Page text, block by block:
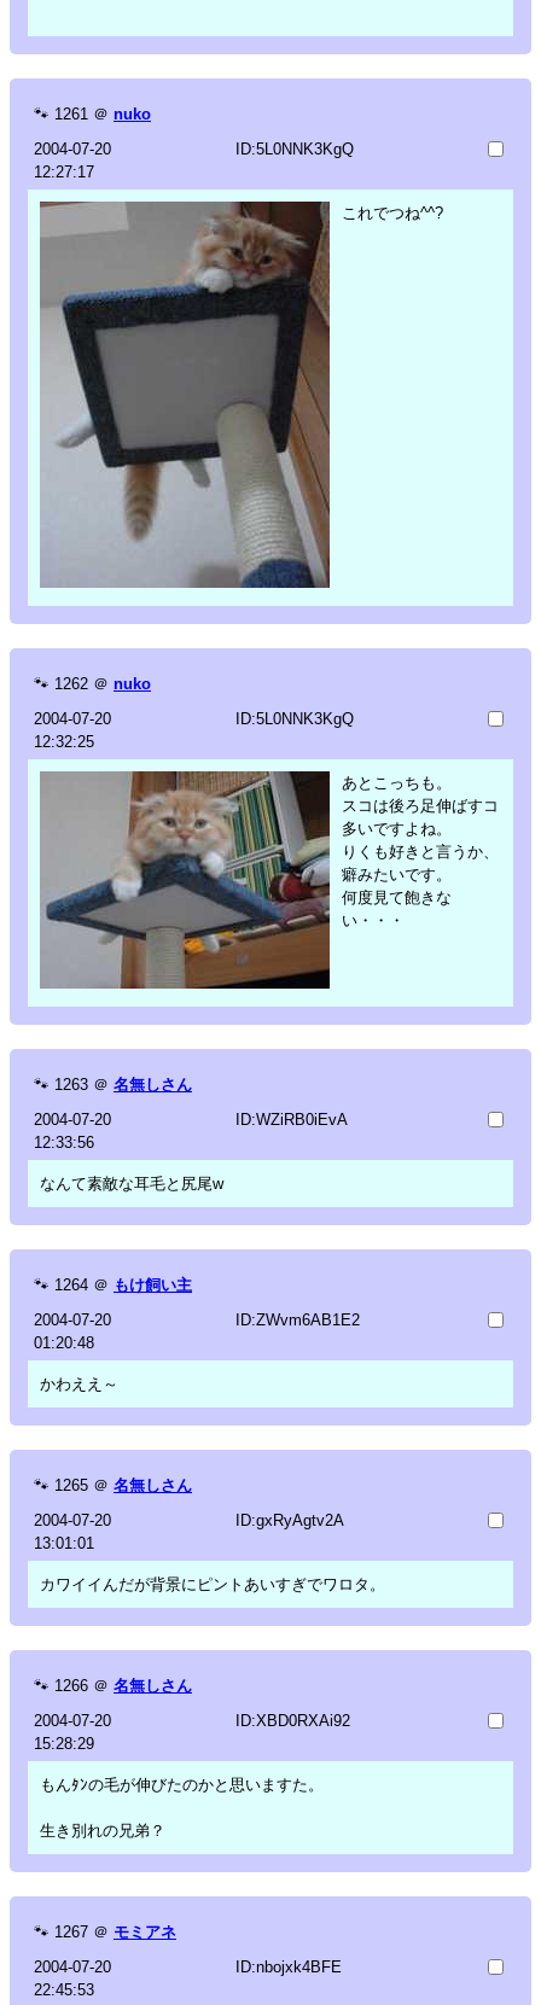
🐾 1261 ＠ nuko
2004-07-20
12:27:17
ID:5L0NNK3KgQ
これでつね^^?
🐾 1262 ＠ nuko
2004-07-20
12:32:25
ID:5L0NNK3KgQ
あとこっちも。
スコは後ろ足伸ばすコ
多いですよね。
りくも好きと言うか、
癖みたいです。
何度見て飽きな
い・・・
🐾 1263 ＠ 名無しさん
2004-07-20
12:33:56
ID:WZiRB0iEvA
なんて素敵な耳毛と尻尾w
🐾 1264 ＠ もけ飼い主
2004-07-20
01:20:48
ID:ZWvm6AB1E2
かわええ～
🐾 1265 ＠ 名無しさん
2004-07-20
13:01:01
ID:gxRyAgtv2A
カワイイんだが背景にピントあいすぎでワロタ。
🐾 1266 ＠ 名無しさん
2004-07-20
15:28:29
ID:XBD0RXAi92
もんﾀﾝの毛が伸びたのかと思いますた。
生き別れの兄弟？
🐾 1267 ＠ モミアネ
2004-07-20
22:45:53
ID:nbojxk4BFE